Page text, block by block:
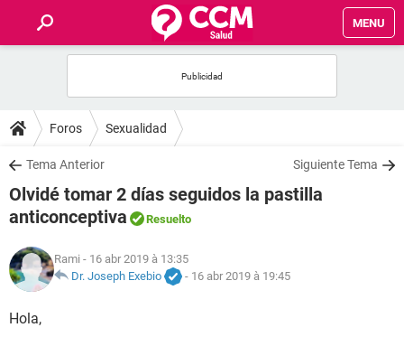
MENU
FORUMS
SALUD
FAMILIA
NUTRICIÓN
Foros Sexualidad
Tema Anterior Siguiente Tema
Olvidé tomar 2 días seguidos la pastilla
anticonceptiva
Resuelto
Rami - 16 abr 2019 à 13:35
Dr. Joseph Exebio
- 16 abr 2019 à 19:45
Hola,